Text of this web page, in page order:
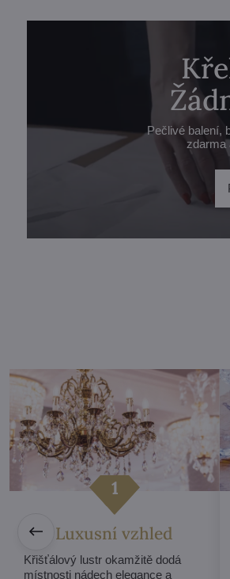
Pečlivé balení,
zdarma
Luxusní vzhled
Křišťálový lustr okamžitě dodá
místnosti nádech elegance a